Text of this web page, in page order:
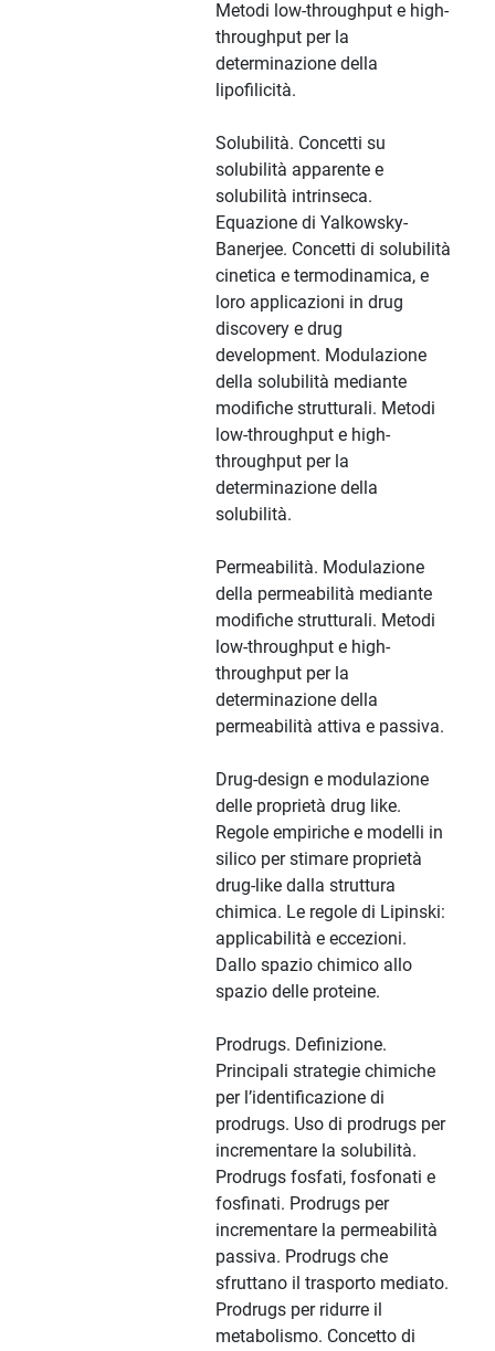
Metodi low-throughput e high-
throughput per la
determinazione della
lipofilicità.
Solubilità. Concetti su
solubilità apparente e
solubilità intrinseca.
Equazione di Yalkowsky-
Banerjee. Concetti di solubilità
cinetica e termodinamica, e
loro applicazioni in drug
discovery e drug
development. Modulazione
della solubilità mediante
modifiche strutturali. Metodi
low-throughput e high-
throughput per la
determinazione della
solubilità.
Permeabilità. Modulazione
della permeabilità mediante
modifiche strutturali. Metodi
low-throughput e high-
throughput per la
determinazione della
permeabilità attiva e passiva.
Drug-design e modulazione
delle proprietà drug like.
Regole empiriche e modelli in
silico per stimare proprietà
drug-like dalla struttura
chimica. Le regole di Lipinski:
applicabilità e eccezioni.
Dallo spazio chimico allo
spazio delle proteine.
Prodrugs. Definizione.
Principali strategie chimiche
per l’identificazione di
prodrugs. Uso di prodrugs per
incrementare la solubilità.
Prodrugs fosfati, fosfonati e
fosfinati. Prodrugs per
incrementare la permeabilità
passiva. Prodrugs che
sfruttano il trasporto mediato.
Prodrugs per ridurre il
metabolismo. Concetto di